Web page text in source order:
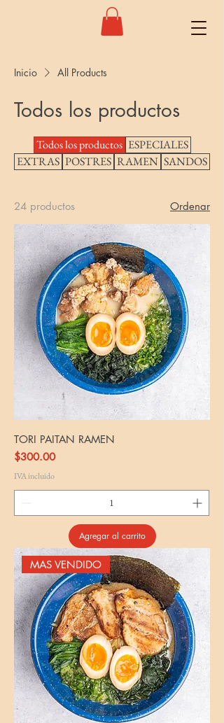
Inicio All Products
Todos los productos
Todos los productos ESPECIALES
EXTRAS POSTRES RAMEN SANDOS
24 productos Ordenar
TORI PAITAN RAMEN
Precio
$300.00
IVA incluido
Agregar al carrito
MAS VENDIDO